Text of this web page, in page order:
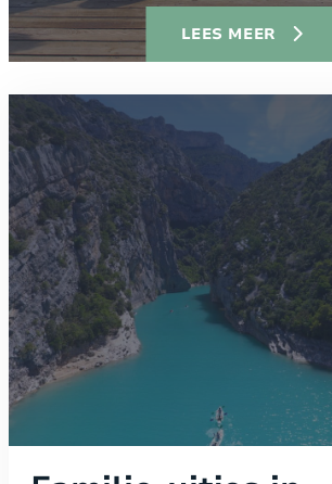
LEES MEER